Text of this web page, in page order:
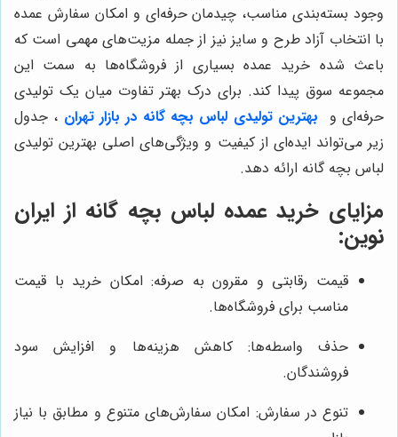
وجود بسته‌بندی مناسب، چیدمان حرفه‌ای و امکان سفارش عمده
با انتخاب آزاد طرح و سایز نیز از جمله مزیت‌های مهمی است که
باعث شده خرید عمده بسیاری از فروشگاه‌ها به سمت این
مجموعه سوق پیدا کند. برای درک بهتر تفاوت میان یک تولیدی
حرفه‌ای و بهترین تولیدی لباس بچه گانه در بازار تهران ، جدول
زیر می‌تواند ایده‌ای از کیفیت و ویژگی‌های اصلی بهترین تولیدی
لباس بچه گانه ارائه دهد.
مزایای خرید عمده لباس بچه گانه از ایران
نوین:
قیمت رقابتی و مقرون به صرفه: امکان خرید با قیمت
مناسب برای فروشگاه‌ها.
حذف واسطه‌ها: کاهش هزینه‌ها و افزایش سود
فروشندگان.
تنوع در سفارش: امکان سفارش‌های متنوع و مطابق با نیاز